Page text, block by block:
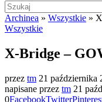
Archinea » Wszystkie »
Wszystkie
X-Bridge –
przez tm 21 października
napisane przez tm 21
0FacebookTwitter